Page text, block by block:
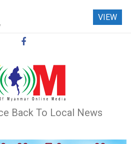
Back To Local News
VIEW